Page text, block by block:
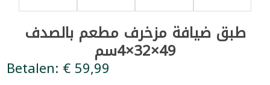
طبق ضيافة مزخرف مطعم بالصدف
49×32×4سم
Betalen: € 59,99